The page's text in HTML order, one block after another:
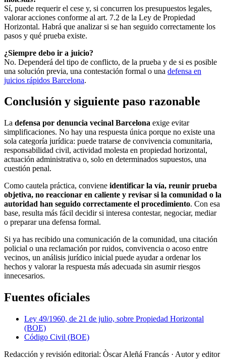
Sí, puede requerir el cese y, si concurren los presupuestos legales,
valorar acciones conforme al art. 7.2 de la Ley de Propiedad
Horizontal. Habrá que analizar si se han seguido correctamente los
pasos y qué prueba existe.
¿Siempre debo ir a juicio?
No. Dependerá del tipo de conflicto, de la prueba y de si es posible
una solución previa, una contestación formal o una defensa en
juicios rápidos Barcelona.
Conclusión y siguiente paso razonable
La defensa por denuncia vecinal Barcelona exige evitar
simplificaciones. No hay una respuesta única porque no existe una
sola categoría jurídica: puede tratarse de convivencia comunitaria,
responsabilidad civil, actividad molesta en propiedad horizontal,
actuación administrativa o, solo en determinados supuestos, una
cuestión penal.
Como cautela práctica, conviene identificar la vía, reunir prueba
objetiva, no reaccionar en caliente y revisar si la comunidad o la
autoridad han seguido correctamente el procedimiento. Con esa
base, resulta más fácil decidir si interesa contestar, negociar, mediar
o preparar una defensa formal.
Si ya has recibido una comunicación de la comunidad, una citación
policial o una reclamación por ruidos, convivencia o acoso entre
vecinos, un análisis jurídico inicial puede ayudar a ordenar los
hechos y valorar la respuesta más adecuada sin asumir riesgos
innecesarios.
Fuentes oficiales
Ley 49/1960, de 21 de julio, sobre Propiedad Horizontal
(BOE)
Código Civil (BOE)
Redacción y revisión editorial: Òscar Aleñá Francás · Autor y editor